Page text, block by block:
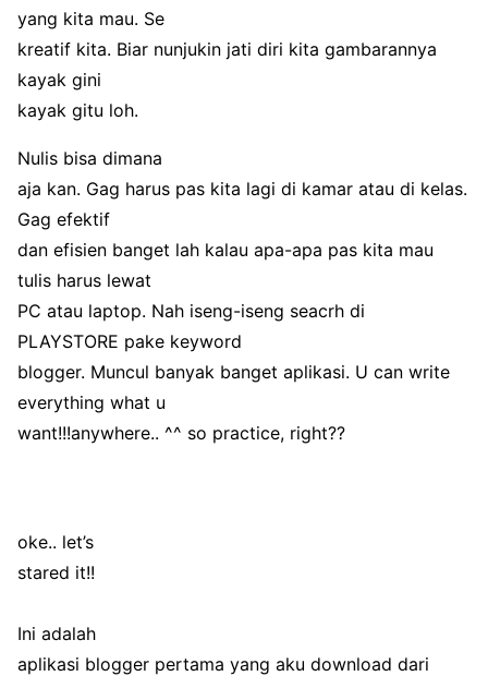
yang kita mau. Se
kreatif kita. Biar nunjukin jati diri kita gambarannya
kayak gini
kayak gitu loh.
Nulis bisa dimana
aja kan. Gag harus pas kita lagi di kamar atau di kelas.
Gag efektif
dan efisien banget lah kalau apa-apa pas kita mau
tulis harus lewat
PC atau laptop. Nah iseng-iseng seacrh di
PLAYSTORE pake keyword
blogger. Muncul banyak banget aplikasi. U can write
everything what u
want!!!anywhere.. ^^ so practice, right??
oke.. let’s
stared it!!
Ini adalah
aplikasi blogger pertama yang aku download dari